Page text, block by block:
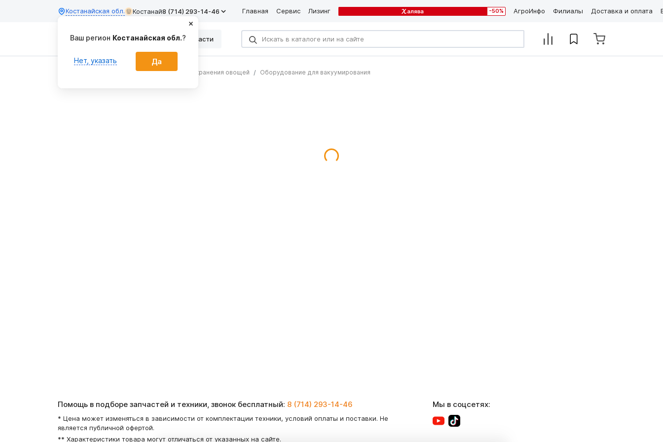
Костанайская обл. Костанай8 (714) 293-14-46 Главная Сервис Лизинг -50% АгроИнфо Филиалы Доставка и оплата
Каталог Запчасти
Оборудование для сортировки и хранения овощей Оборудование для вакуумирования
Помощь в подборе запчастей и техники, звонок бесплатный: 8 (714) 293-14-46
* Цена может изменяться в зависимости от комплектации техники, условий оплаты и поставки. Не
является публичной офертой.
** Характеристики товара могут отличаться от указанных на сайте.
Мы в соцсетях:
Ваш регион Костанайская обл.?
Нет, указать Да